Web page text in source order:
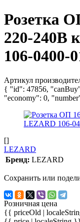
Розетка
220-240В
106-0400-
Артикул
{ "id": 47856,
"economy": 0,
[]
LEZARD
Бренд: LEZARD
Сохранить или
Розничная цена
{{ priceOld |